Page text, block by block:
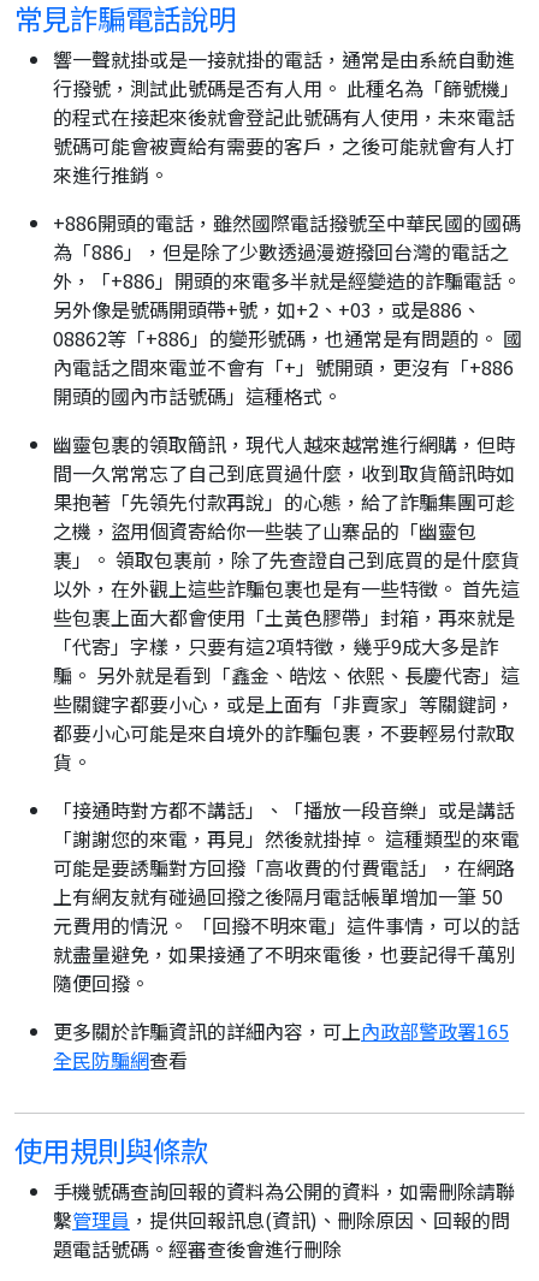
常見詐騙電話說明
響一聲就掛或是一接就掛的電話，通常是由系統自動進
行撥號，測試此號碼是否有人用。 此種名為「篩號機」
的程式在接起來後就會登記此號碼有人使用，未來電話
號碼可能會被賣給有需要的客戶，之後可能就會有人打
來進行推銷。
+886開頭的電話，雖然國際電話撥號至中華民國的國碼
為「886」，但是除了少數透過漫遊撥回台灣的電話之
外，「+886」開頭的來電多半就是經變造的詐騙電話。
另外像是號碼開頭帶+號，如+2、+03，或是886、
08862等「+886」的變形號碼，也通常是有問題的。 國
內電話之間來電並不會有「+」號開頭，更沒有「+886
開頭的國內市話號碼」這種格式。
幽靈包裹的領取簡訊，現代人越來越常進行網購，但時
間一久常常忘了自己到底買過什麼，收到取貨簡訊時如
果抱著「先領先付款再說」的心態，給了詐騙集團可趁
之機，盜用個資寄給你一些裝了山寨品的「幽靈包
裹」。 領取包裹前，除了先查證自己到底買的是什麼貨
以外，在外觀上這些詐騙包裹也是有一些特徵。 首先這
些包裹上面大都會使用「土黃色膠帶」封箱，再來就是
「代寄」字樣，只要有這2項特徵，幾乎9成大多是詐
騙。 另外就是看到「鑫金、皓炫、依熙、長慶代寄」這
些關鍵字都要小心，或是上面有「非賣家」等關鍵詞，
都要小心可能是來自境外的詐騙包裹，不要輕易付款取
貨。
「接通時對方都不講話」、「播放一段音樂」或是講話
「謝謝您的來電，再見」然後就掛掉。 這種類型的來電
可能是要誘騙對方回撥「高收費的付費電話」，在網路
上有網友就有碰過回撥之後隔月電話帳單增加一筆 50
元費用的情況。 「回撥不明來電」這件事情，可以的話
就盡量避免，如果接通了不明來電後，也要記得千萬別
隨便回撥。
更多關於詐騙資訊的詳細內容，可上內政部警政署165
全民防騙網查看
使用規則與條款
手機號碼查詢回報的資料為公開的資料，如需刪除請聯
繫管理員 ，提供回報訊息(資訊)、刪除原因、回報的問
題電話號碼。經審查後會進行刪除